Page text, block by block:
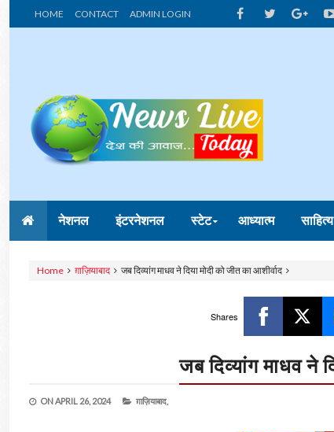
HOME CONTACT ADMIN LOGIN
नेशनल इंटरनेशनल स्टेट आध्यात्म
Home ग़ाज़ियाबाद जब दिव्यांग माधव ने दिया मोदी को जीत का आशीर्वाद
Shares
जब दिव्यांग माधव ने
ONAPRIL 26, 2024 ग़ाज़ियाबाद,